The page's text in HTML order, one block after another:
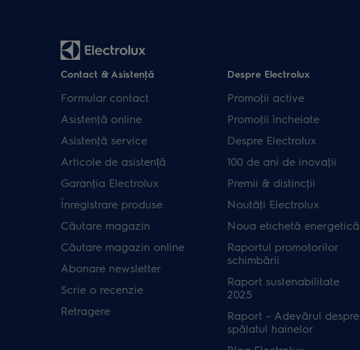
Contact & Asistenţă
Formular contact
Asistenţă online
Asistenţă service
Articole de asistență
Garanţia Electrolux
Înregistrare produse
Căutare magazin
Căutare magazin online
Abonare newsletter
Scrie o recenzie
Retragere
Despre Electrolux
Promoţii active
Promoţii încheiate
Despre Electrolux
100 de ani de inovaţii
Premii & distincţii
Noutăţi Electrolux
Noua etichetă energetică
Raportul promotorilor
schimbării
Raport sustenabilitate
2025
Raport – Adevărul despre
spălatul hainelor